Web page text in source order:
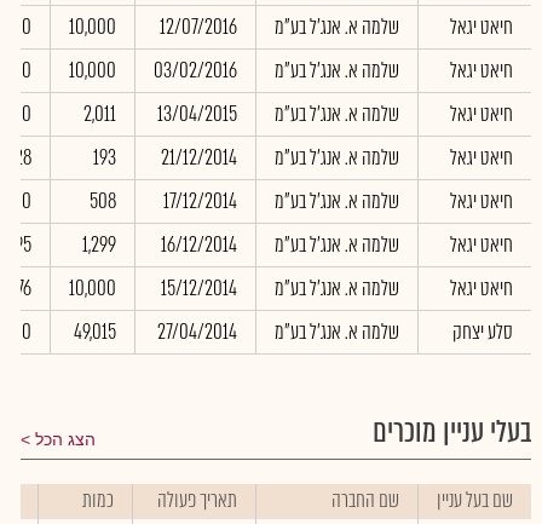
חיאט יגאל
שלמה א. אנג'ל בע"מ 12/07/2016
10,000
חיאט יגאל
שלמה א. אנג'ל בע"מ 03/02/2016
10,000
חיאט יגאל
שלמה א. אנג'ל בע"מ 13/04/2015
2,011
חיאט יגאל
שלמה א. אנג'ל בע"מ 21/12/2014
193
חיאט יגאל
שלמה א. אנג'ל בע"מ 17/12/2014
508
חיאט יגאל
שלמה א. אנג'ל בע"מ 16/12/2014
1,299
חיאט יגאל
שלמה א. אנג'ל בע"מ 15/12/2014
10,000
סלע יצחק
שלמה א. אנג'ל בע"מ 27/04/2014
49,015
בעלי עניין מוכרים הצג הכל
שם בעל עניין שם החברה תאריך פעולה כמות